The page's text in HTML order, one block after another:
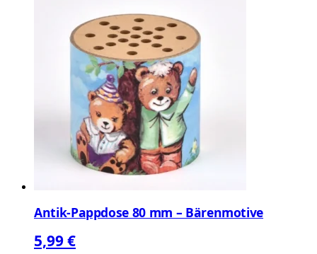
Antik-Pappdose 80 mm – Bärenmotive
5,99€